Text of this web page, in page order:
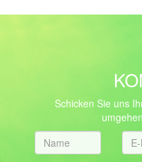
Schicken Sie uns